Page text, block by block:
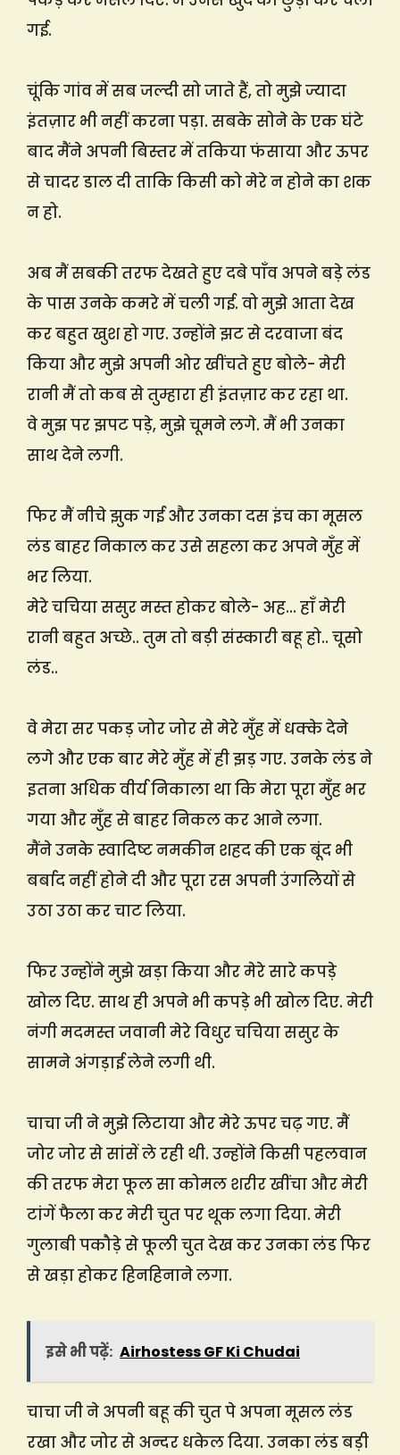
गई.
चूंकि गांव में सब जल्दी सो जाते हैं, तो मुझे ज्यादा
इंतज़ार भी नहीं करना पड़ा. सबके सोने के एक घंटे
बाद मैंने अपनी बिस्तर में तकिया फंसाया और ऊपर
से चादर डाल दी ताकि किसी को मेरे न होने का शक
न हो.
अब मैं सबकी तरफ देखते हुए दबे पाँव अपने बड़े लंड
के पास उनके कमरे में चली गई. वो मुझे आता देख
कर बहुत खुश हो गए. उन्होंने झट से दरवाजा बंद
किया और मुझे अपनी ओर खींचते हुए बोले- मेरी
रानी मैं तो कब से तुम्हारा ही इंतज़ार कर रहा था.
वे मुझ पर झपट पड़े, मुझे चूमने लगे. मैं भी उनका
साथ देने लगी.
फिर मैं नीचे झुक गई और उनका दस इंच का मूसल
लंड बाहर निकाल कर उसे सहला कर अपने मुँह में
भर लिया.
मेरे चचिया ससुर मस्त होकर बोले- अह… हाँ मेरी
रानी बहुत अच्छे.. तुम तो बड़ी संस्कारी बहू हो.. चूसो
लंड..
वे मेरा सर पकड़ जोर जोर से मेरे मुँह में धक्के देने
लगे और एक बार मेरे मुँह में ही झड़ गए. उनके लंड ने
इतना अधिक वीर्य निकाला था कि मेरा पूरा मुँह भर
गया और मुँह से बाहर निकल कर आने लगा.
मैंने उनके स्वादिष्ट नमकीन शहद की एक बूंद भी
बर्बाद नहीं होने दी और पूरा रस अपनी उंगलियों से
उठा उठा कर चाट लिया.
फिर उन्होंने मुझे खड़ा किया और मेरे सारे कपड़े
खोल दिए. साथ ही अपने भी कपड़े भी खोल दिए. मेरी
नंगी मदमस्त जवानी मेरे विधुर चचिया ससुर के
सामने अंगड़ाई लेने लगी थी.
चाचा जी ने मुझे लिटाया और मेरे ऊपर चढ़ गए. मैं
जोर जोर से सांसें ले रही थी. उन्होंने किसी पहलवान
की तरफ मेरा फूल सा कोमल शरीर खींचा और मेरी
टांगें फैला कर मेरी चुत पर थूक लगा दिया. मेरी
गुलाबी पकौड़े से फूली चुत देख कर उनका लंड फिर
से खड़ा होकर हिनहिनाने लगा.
इसे भी पढ़ें: Airhostess GF Ki Chudai
चाचा जी ने अपनी बहू की चुत पे अपना मूसल लंड
रखा और जोर से अन्दर धकेल दिया. उनका लंड बड़ी